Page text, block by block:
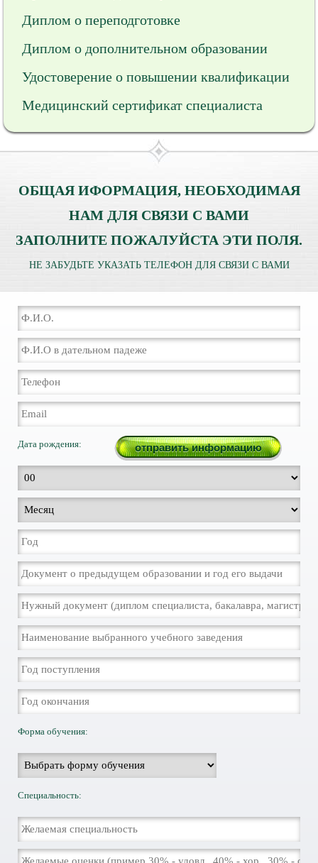
Диплом о переподготовке
Диплом о дополнительном образовании
Удостоверение о повышении квалификации
Медицинский сертификат специалиста
ОБЩАЯ ИФОРМАЦИЯ, НЕОБХОДИМАЯ
НАМ ДЛЯ СВЯЗИ С ВАМИ
ЗАПОЛНИТЕ ПОЖАЛУЙСТА ЭТИ ПОЛЯ.
НЕ ЗАБУДЬТЕ УКАЗАТЬ ТЕЛЕФОН ДЛЯ СВЯЗИ С ВАМИ
Дата рождения:
Форма обучения:
Специальность: